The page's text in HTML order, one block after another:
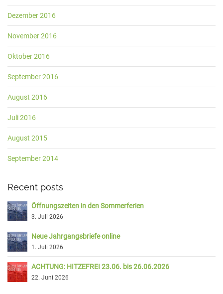
Dezember 2016
November 2016
Oktober 2016
September 2016
August 2016
Juli 2016
August 2015
September 2014
Recent posts
Öffnungszeiten in den Sommerferien
3. Juli 2026
Neue Jahrgangsbriefe online
1. Juli 2026
ACHTUNG: HITZEFREI 23.06. bis 26.06.2026
22. Juni 2026